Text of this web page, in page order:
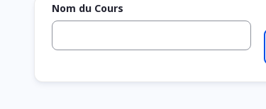
Nom du Cours